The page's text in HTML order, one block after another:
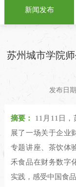
新闻发布
苏州城市学院
发布日
摘要：
11月11日
展了一场关于企业
专题讲座、茶饮体
禾食品在财务数字
实践，感受中国食